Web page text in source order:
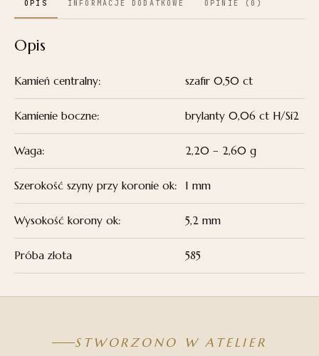
OPIS INFORMACJE DODATKOWE OPINIE (0)
Opis
Kamień centralny: szafir 0,50 ct
Kamienie boczne: brylanty 0,06 ct H/Si2
Waga: 2,20 – 2,60 g
Szerokość szyny przy koronie ok: 1 mm
Wysokość korony ok: 5,2 mm
Próba złota 585
STWORZONO W ATELIER